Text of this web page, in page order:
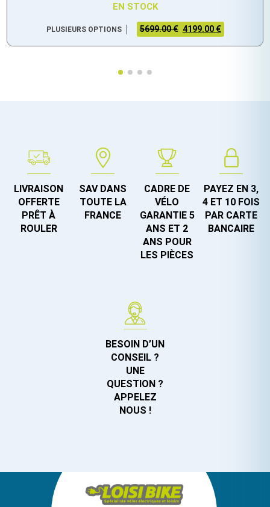
EN STOCK
PLUSIEURS OPTIONS 5699.00 € 4199.00 €
LIVRAISON
OFFERTE
PRÊT À
ROULER
SAV DANS
TOUTE LA
FRANCE
CADRE DE
VÉLO
GARANTIE 5
ANS ET 2
ANS POUR
LES PIÈCES
PAYEZ EN 3,
4 ET 10 FOIS
PAR CARTE
BANCAIRE
BESOIN D’UN
CONSEIL ?
UNE
QUESTION ?
APPELEZ
NOUS !